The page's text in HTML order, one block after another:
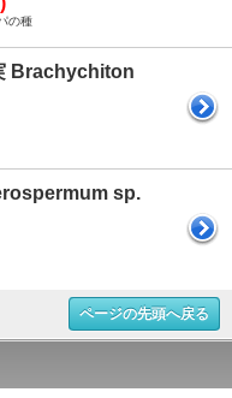
の種
Brachychiton
sp.
ページの先頭へ戻る